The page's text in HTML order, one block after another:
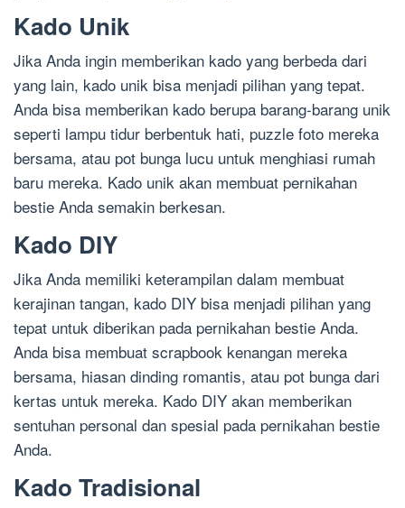
Kado Unik
Jika Anda ingin memberikan kado yang berbeda dari
yang lain, kado unik bisa menjadi pilihan yang tepat.
Anda bisa memberikan kado berupa barang-barang unik
seperti lampu tidur berbentuk hati, puzzle foto mereka
bersama, atau pot bunga lucu untuk menghiasi rumah
baru mereka. Kado unik akan membuat pernikahan
bestie Anda semakin berkesan.
Kado DIY
Jika Anda memiliki keterampilan dalam membuat
kerajinan tangan, kado DIY bisa menjadi pilihan yang
tepat untuk diberikan pada pernikahan bestie Anda.
Anda bisa membuat scrapbook kenangan mereka
bersama, hiasan dinding romantis, atau pot bunga dari
kertas untuk mereka. Kado DIY akan memberikan
sentuhan personal dan spesial pada pernikahan bestie
Anda.
Kado Tradisional